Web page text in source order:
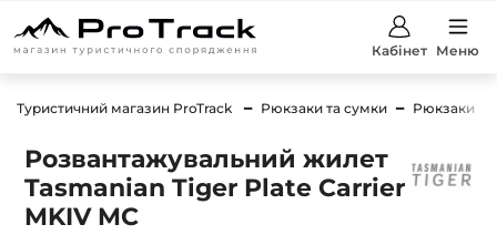
Кабінет Меню
Туристичний магазин ProTrack Рюкзаки та сумки Рюкзаки
Розвантажувальний жилет
Tasmanian Tiger Plate Carrier
MKIV MC